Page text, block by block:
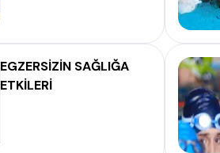
EGZERSİZİN SAĞLIĞA
ETKİLERİ